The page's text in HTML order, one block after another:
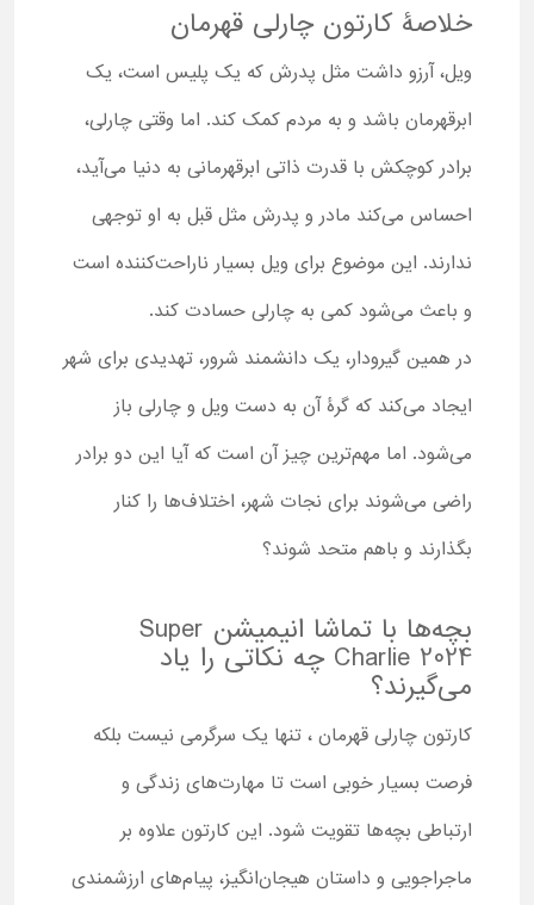
خلاصۀ کارتون چارلی قهرمان
ویل، آرزو داشت مثل پدرش که یک پلیس است، یک
ابرقهرمان باشد و به مردم کمک کند. اما وقتی چارلی،
برادر کوچکش با قدرت‌ ذاتی ابرقهرمانی به دنیا می‌آید،
احساس می‌کند مادر و پدرش مثل قبل به او توجهی
ندارند. این موضوع برای ویل بسیار ناراحت‌کننده است
و باعث می‌شود کمی به چارلی حسادت ‌کند.
در همین گیرودار، یک دانشمند شرور، تهدیدی برای شهر
ایجاد می‌کند که گرۀ آن به دست ویل و چارلی باز
می‌شود. اما مهم‌ترین چیز آن است که آیا این دو برادر
راضی می‌شوند برای نجات شهر، اختلاف‌ها را کنار
بگذارند و باهم متحد شوند؟
بچه‌ها با تماشا انیمیشن Super
Charlie 2024 چه نکاتی را یاد
می‌گیرند؟
کارتون چارلی قهرمان ، تنها یک سرگرمی نیست بلکه
فرصت بسیار خوبی است تا مهارت‌های زندگی و
ارتباطی بچه‌ها تقویت شود. این کارتون علاوه بر
ماجراجویی و داستان هیجان‌انگیز، پیام‌های ارزشمندی